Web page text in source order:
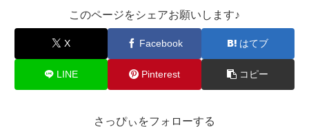
このページをシェアお願いします♪︎
X Facebook はてブ
LINE Pinterest コピー
さっぴぃをフォローする